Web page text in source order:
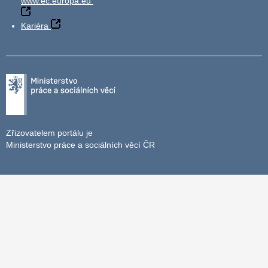
Kariéra
Zřizovatelem portálu je
Ministerstvo práce a sociálních věcí ČR